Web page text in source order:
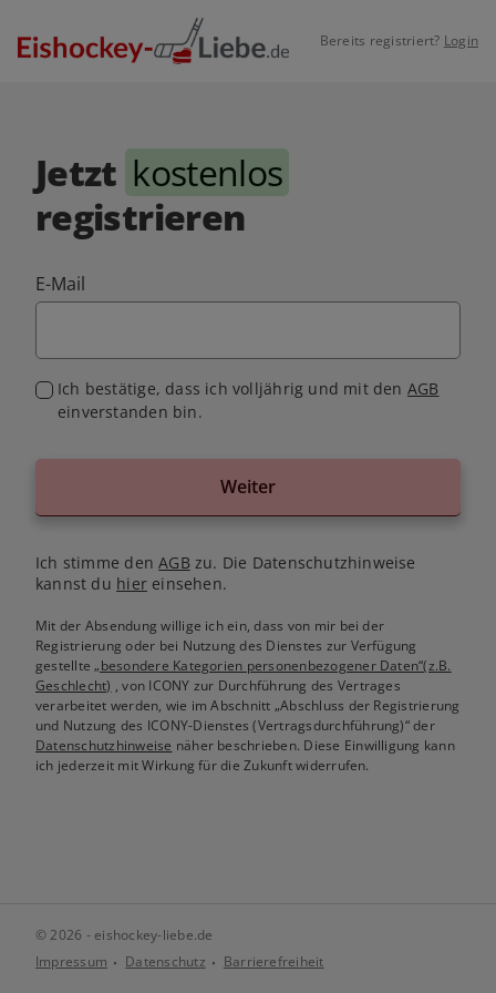
Bereits registriert? Login
Jetzt kostenlos
registrieren
E-Mail
Ich bestätige, dass ich volljährig und mit den AGB
einverstanden bin.
Weiter
Ich stimme denAGB zu. Die Datenschutzhinweise
kannst du hiereinsehen.
Mit der Absendung willige ich ein, dass von mir bei der
Registrierung oder bei Nutzung des Dienstes zur Verfügung
gestellte„besondere Kategorien personenbezogener Daten“(z.B.
Geschlecht) , von ICONY zur Durchführung des Vertrages
verarbeitet werden, wie im Abschnitt „Abschluss der Registrierung
und Nutzung des ICONY-Dienstes (Vertragsdurchführung)“ der
Datenschutzhinweise näher beschrieben. Diese Einwilligung kann
ich jederzeit mit Wirkung für die Zukunft widerrufen.
© 2026 - eishockey-liebe.de
Impressum
Datenschutz Barrierefreiheit